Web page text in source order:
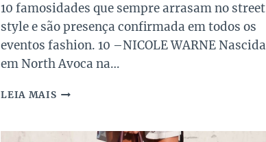
10 famosidades que sempre arrasam no street
style e são presença confirmada em todos os
eventos fashion. 10 –NICOLE WARNE Nascida
em North Avoca na…
LEIA MAIS AS
FAVORITAS